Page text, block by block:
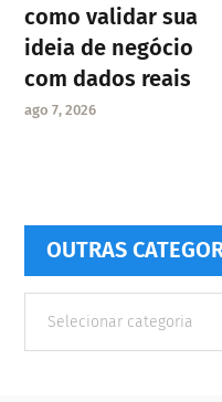
como validar sua
ideia de negócio
com dados reais
ago 7, 2026
OUTRAS
Categorias